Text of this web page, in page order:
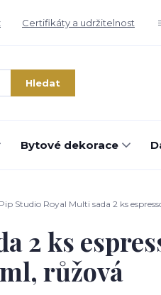
Certifikáty a udržitelnost
Hledat
Bytové dekorace
Pip Studio Royal Multi sada 2 ks
2 ks
růžová